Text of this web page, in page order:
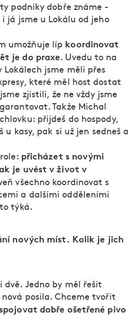
podniky dobře známe -
i já jsme u Lokálu od jeho
umožňuje líp koordinovat
je do praxe. Uvedu to na
Lokálech jsme měli přes
které měl host dostat
zjistili, že ne vždy jsme
Takže Michal
přijdeš do hospody,
u kasy, pak si už jen sedneš a
přicházet s novými
je uvést v život v
všechno koordinovat s
a dalšími odděleními
týká.
nových míst. Kolik je jich
dvě. Jedno by měl řešit
posila. Chceme tvořit
dobře ošetřené pivo